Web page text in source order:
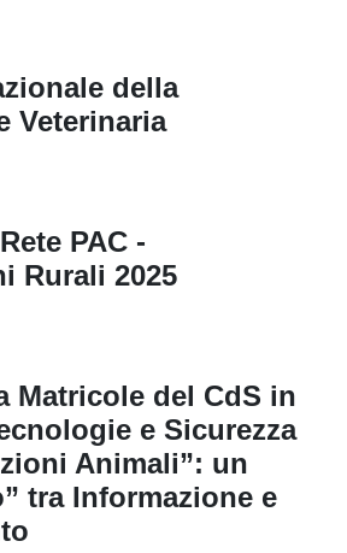
della
Veterinaria
PAC -
Rurali 2025
Matricole del CdS in
e Sicurezza
Animali”: un
tra Informazione e